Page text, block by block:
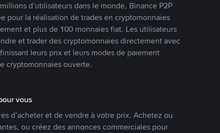
d’utilisateurs dans le monde, Binance P2P
pour la réalisation de trades en cryptomonnaies
et plus de 100 monnaies fiat. Les utilisateurs
et trader des cryptomonnaies directement avec
leurs prix et leurs modes de paiement
cryptomonnaies ouverte.
vous
d’acheter et de vendre à votre prix. Achetez ou
ou créez des annonces commerciales pour